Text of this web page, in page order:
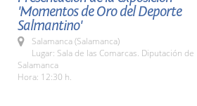
'Momentos de Oro del Deporte
Salmantino'
Salamanca (Salamanca)
Lugar: Sala de las Comarcas. Diputación de
Salamanca
Hora: 12:30 h.